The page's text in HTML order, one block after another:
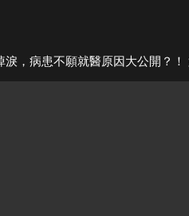
淚，病患不願就醫原因大公開？！